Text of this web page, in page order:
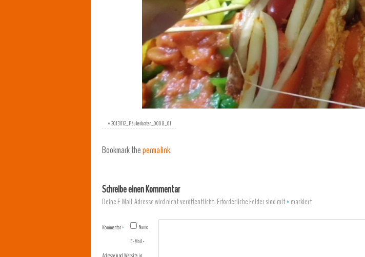
«20131112_Räuberbraten_0008_01
Bookmark thepermalink.
Schreibe einen Kommentar
Deine E-Mail-Adresse wird nicht veröffentlicht.Erforderliche Felder sind mit*markiert
Kommentar*
Name,
E-Mail-